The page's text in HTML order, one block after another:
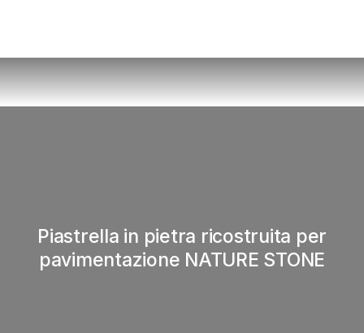
Piastrella in pietra ricostruita per
pavimentazione NATURE STONE